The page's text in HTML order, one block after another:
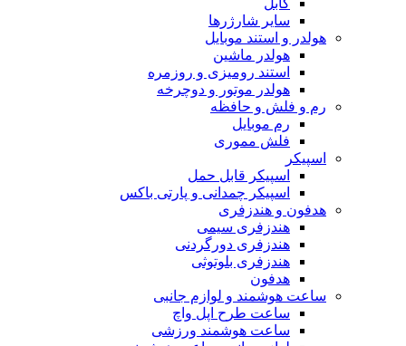
کابل
سایر شارژرها
هولدر و استند موبایل
هولدر ماشین
استند رومیزی و روزمره
هولدر موتور و دوچرخه
رم و فلش و حافظه
رم موبایل
فلش مموری
اسپیکر
اسپیکر قابل حمل
اسپیکر چمدانی و پارتی باکس
هدفون و هندزفری
هندزفری سیمی
هندزفری دورگردنی
هندزفری بلوتوثی
هدفون
ساعت هوشمند و لوازم جانبی
ساعت طرح اپل واچ
ساعت هوشمند ورزشی